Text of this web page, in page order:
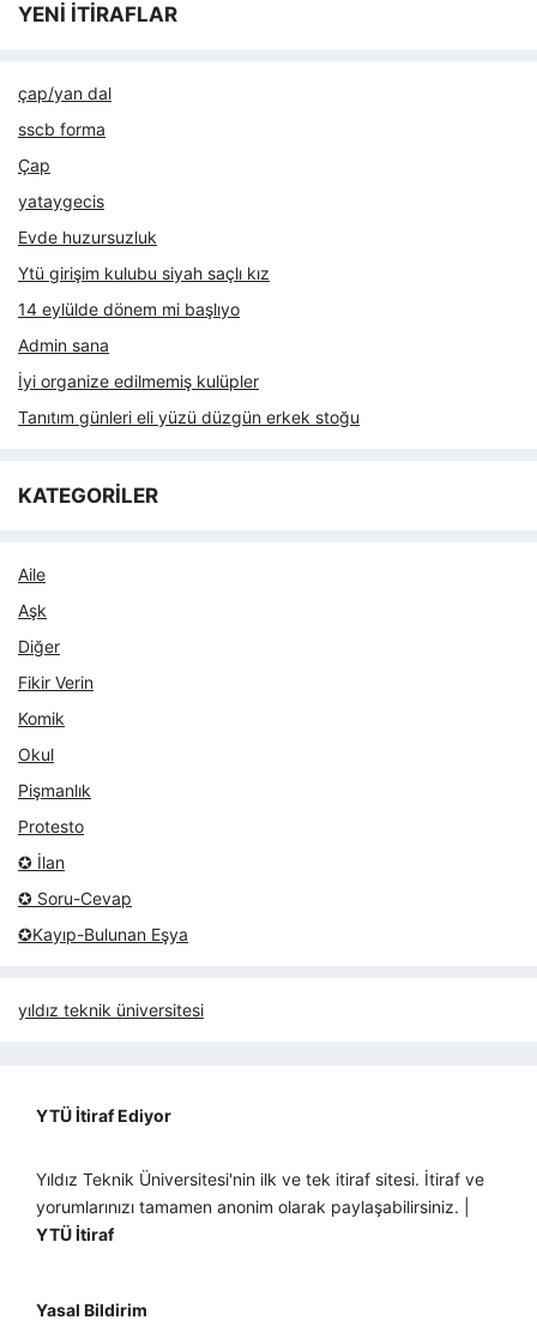
YENİ İTİRAFLAR
çap/yan dal
sscb forma
Çap
yataygecis
Evde huzursuzluk
Ytü girişim kulubu siyah saçlı kız
14 eylülde dönem mi başlıyo
Admin sana
İyi organize edilmemiş kulüpler
Tanıtım günleri eli yüzü düzgün erkek stoğu
KATEGORİLER
Aile
Aşk
Diğer
Fikir Verin
Komik
Okul
Pişmanlık
Protesto
✪ İlan
✪ Soru-Cevap
✪Kayıp-Bulunan Eşya
yıldız teknik üniversitesi
YTÜ İtiraf Ediyor
Yıldız Teknik Üniversitesi'nin ilk ve tek itiraf sitesi. İtiraf ve
yorumlarınızı tamamen anonim olarak paylaşabilirsiniz. |
YTÜ İtiraf
Yasal Bildirim